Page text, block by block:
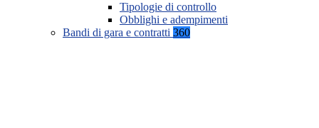
Tipologie di controllo
Obblighi e adempimenti
Bandi di gara e contratti 360